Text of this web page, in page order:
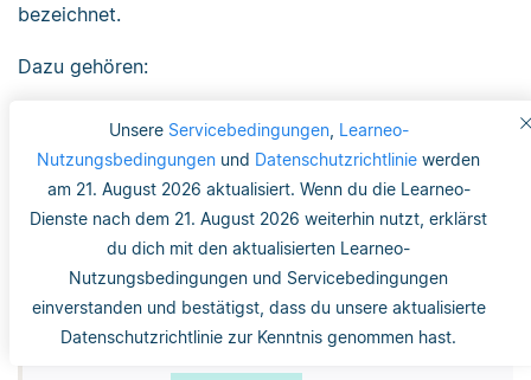
Unsere Servicebedingungen, Learneo-
Nutzungsbedingungen und Datenschutzrichtlinie werden
am 21. August 2026 aktualisiert. Wenn du die Learneo-
Dienste nach dem 21. August 2026 weiterhin nutzt, erklärst
du dich mit den aktualisierten Learneo-
Nutzungsbedingungen und Servicebedingungen
einverstanden und bestätigst, dass du unsere aktualisierte
Datenschutzrichtlinie zur Kenntnis genommen hast.
bezeichnet.
Dazu gehören:
bedürfen
entbehren
gedenken
harren
Beispiel: intransitive Verben mit Genitiv
Dieses Problem bedarfeiner zeitnahen Lösung